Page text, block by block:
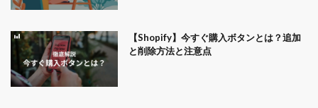
【Shopify】今すぐ購入ボタンとは？追加
と削除方法と注意点